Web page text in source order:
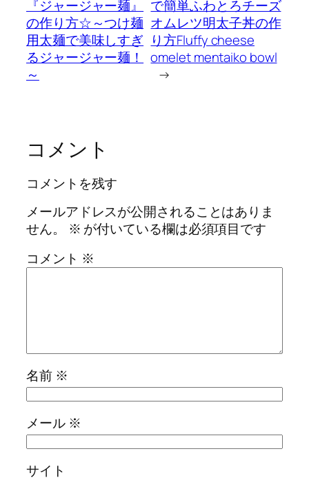
『ジャージャー麺』
の作り方☆～つけ麺
用太麺で美味しすぎ
るジャージャー麺！
～
で簡単ふわとろチーズ
オムレツ明太子丼の作
り方Fluffy cheese
omelet mentaiko bowl
→
コメント
コメントを残す
メールアドレスが公開されることはありま
せん。
※ が付いている欄は必須項目です
コメント ※
名前 ※
メール ※
サイト